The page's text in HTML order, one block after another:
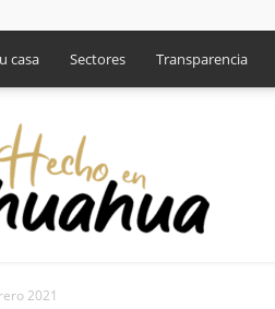
casa Sectores Transparencia
2021